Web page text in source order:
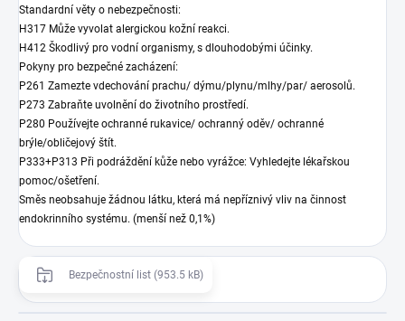
Standardní věty o nebezpečnosti:
H317 Může vyvolat alergickou kožní reakci.
H412 Škodlivý pro vodní organismy, s dlouhodobými účinky.
Pokyny pro bezpečné zacházení:
P261 Zamezte vdechování prachu/ dýmu/plynu/mlhy/par/ aerosolů.
P273 Zabraňte uvolnění do životního prostředí.
P280 Používejte ochranné rukavice/ ochranný oděv/ ochranné
brýle/obličejový štít.
P333+P313 Při podráždění kůže nebo vyrážce: Vyhledejte lékařskou
pomoc/ošetření.
Směs neobsahuje žádnou látku, která má nepříznivý vliv na činnost
endokrinního systému. (menší než 0,1%)
Bezpečnostní list (953.5 kB)